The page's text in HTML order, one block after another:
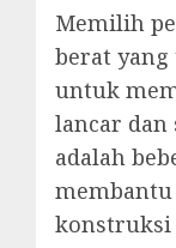
Memilih
berat yang
untuk
lancar dan
adalah
konstruksi